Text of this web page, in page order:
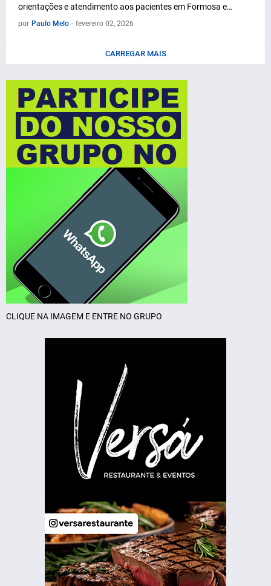
orientações e atendimento aos pacientes em Formosa e…
por Paulo Melo - fevereiro 02, 2026
CARREGAR MAIS
CLIQUE NA IMAGEM E ENTRE NO GRUPO